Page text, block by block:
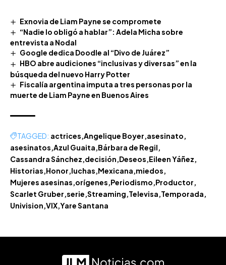
Exnovia de Liam Payne se compromete
“Nadie lo obligó a hablar”: Adela Micha sobre
entrevista a Nodal
Google dedica Doodle al “Divo de Juárez”
HBO abre audiciones “inclusivas y diversas” en la
búsqueda del nuevo Harry Potter
Fiscalía argentina imputa a tres personas por la
muerte de Liam Payne en Buenos Aires
TAGGED: actrices Angelique Boyer asesinato
asesinatos Azul Guaita Bárbara de Regil
Cassandra Sánchez decisión Deseos Eileen Yáñez
Historias Honor luchas Mexicana miedos
Mujeres asesinas orígenes Periodismo Productor
Scarlet Gruber serie Streaming Televisa Temporada
Univision VIX Yare Santana